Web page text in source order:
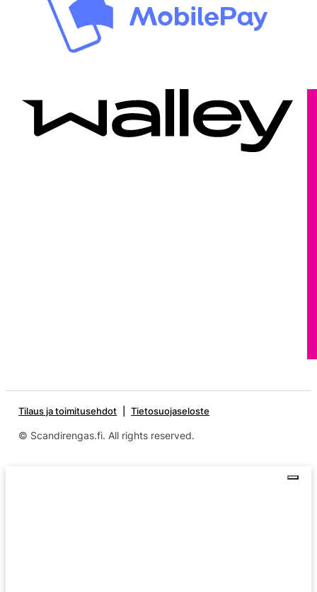
Tilaus ja toimitusehdot Tietosuojaseloste
© Scandirengas.fi. All rights reserved.